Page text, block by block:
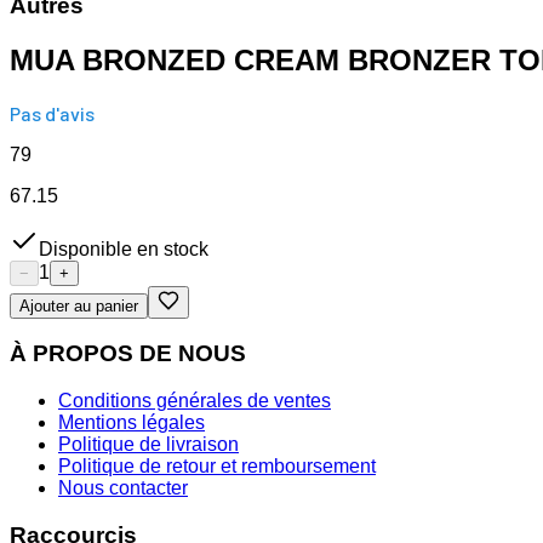
Autres
MUA BRONZED CREAM BRONZER
Pas d'avis
79
67.15
Disponible en stock
− 1 +
Ajouter au panier
À PROPOS DE NOUS
Conditions générales de ventes
Mentions légales
Politique de livraison
Politique de retour et remboursement
Nous contacter
Raccourcis